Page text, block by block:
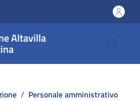
Altavilla
/ Personale amministrativo